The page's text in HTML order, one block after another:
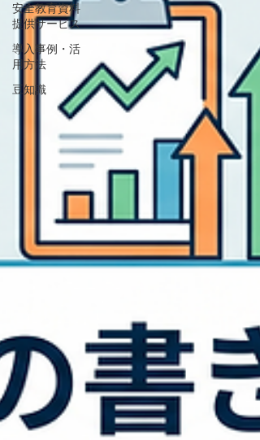
安全教育資料
提供サービス
導入事例・活
用方法
豆知識